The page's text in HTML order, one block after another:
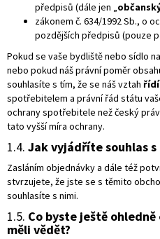
předpisů (dále jen „
zákonem č. 634/1992 Sb., o
pozdějších předpisů (pouze
Pokud se vaše bydliště nebo sídlo
nebo pokud náš právní poměr
souhlasíte s tím, že se náš vztah řídí
spotřebitelem a právní řád státu
ochrany spotřebitele než český
tato vyšší míra ochrany.
1.4. Jak vyjádříte souhlas
Zasláním objednávky a dále též
stvrzujete, že jste se s těmito
souhlasíte s nimi.
1.5. Co byste ještě
měli vědět?